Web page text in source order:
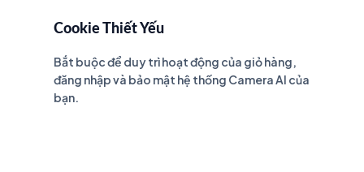
Cookie Thiết Yếu
Bắt buộc để duy trì hoạt động của giỏ hàng,
đăng nhập và bảo mật hệ thống Camera AI của
bạn.